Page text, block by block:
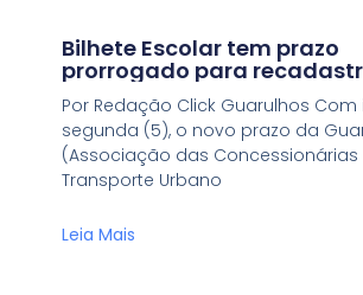
Bilhete Escolar tem prazo
prorrogado para
de julho
Por Redação Click Guarulhos
segunda (5), o novo prazo da
(Associação das Concessionárias
Transporte Urbano
Leia Mais